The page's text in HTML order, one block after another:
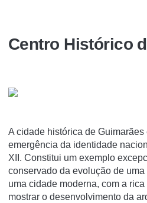
Centro Histórico
A cidade histórica de
emergência da identidade
XII. Constitui um exemplo
conservado da evolução de
uma cidade moderna, com a
mostrar o desenvolvimento da